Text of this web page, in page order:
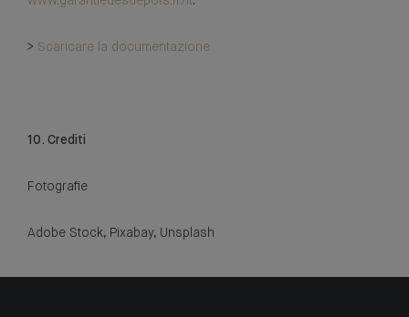
> Scaricare la documentazione
10. Crediti
Fotografie
Adobe Stock, Pixabay, Unsplash